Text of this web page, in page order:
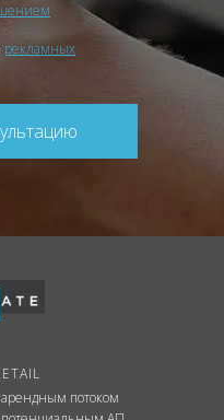
рекламных
арендным потоком